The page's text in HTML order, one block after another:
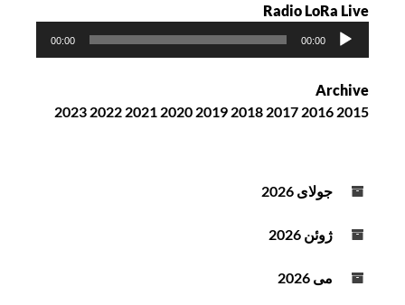
Radio LoRa Live
ک
ن
ه
و
00:00
00:00
Archive
2015
2016
2017
2018
2019
2020
2021
2022
2023
جولای 2026
ژوئن 2026
می 2026